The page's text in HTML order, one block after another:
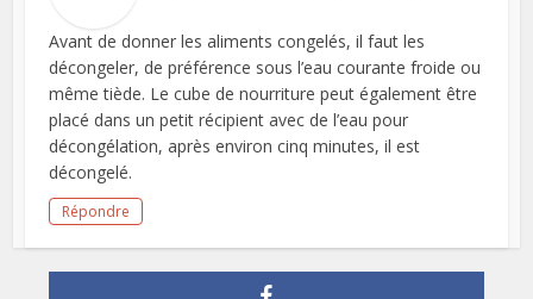
Avant de donner les aliments congelés, il faut les
décongeler, de préférence sous l’eau courante froide ou
même tiède. Le cube de nourriture peut également être
placé dans un petit récipient avec de l’eau pour
décongélation, après environ cinq minutes, il est
décongelé.
Répondre